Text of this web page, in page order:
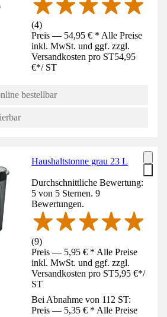
(4)
Preis — 54,95 € * Alle Preise
inkl. MwSt. und ggf. zzgl.
Versandkosten pro ST54,95
€*/ ST
bestellbar
Haushaltstonne grau 23 L
Durchschnittliche Bewertung:
5 von 5 Sternen. 9
Bewertungen.
(9)
Preis — 5,95 € * Alle Preise
inkl. MwSt. und ggf. zzgl.
Versandkosten pro ST5,95 €*/
ST
Bei Abnahme von 112 ST:
Preis — 5,35 € * Alle Preise